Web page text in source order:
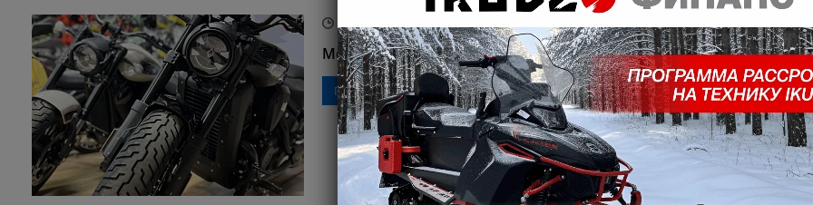
Мотоциклы BENDA уже в наличии, долгожданное поступление!
Подробнее